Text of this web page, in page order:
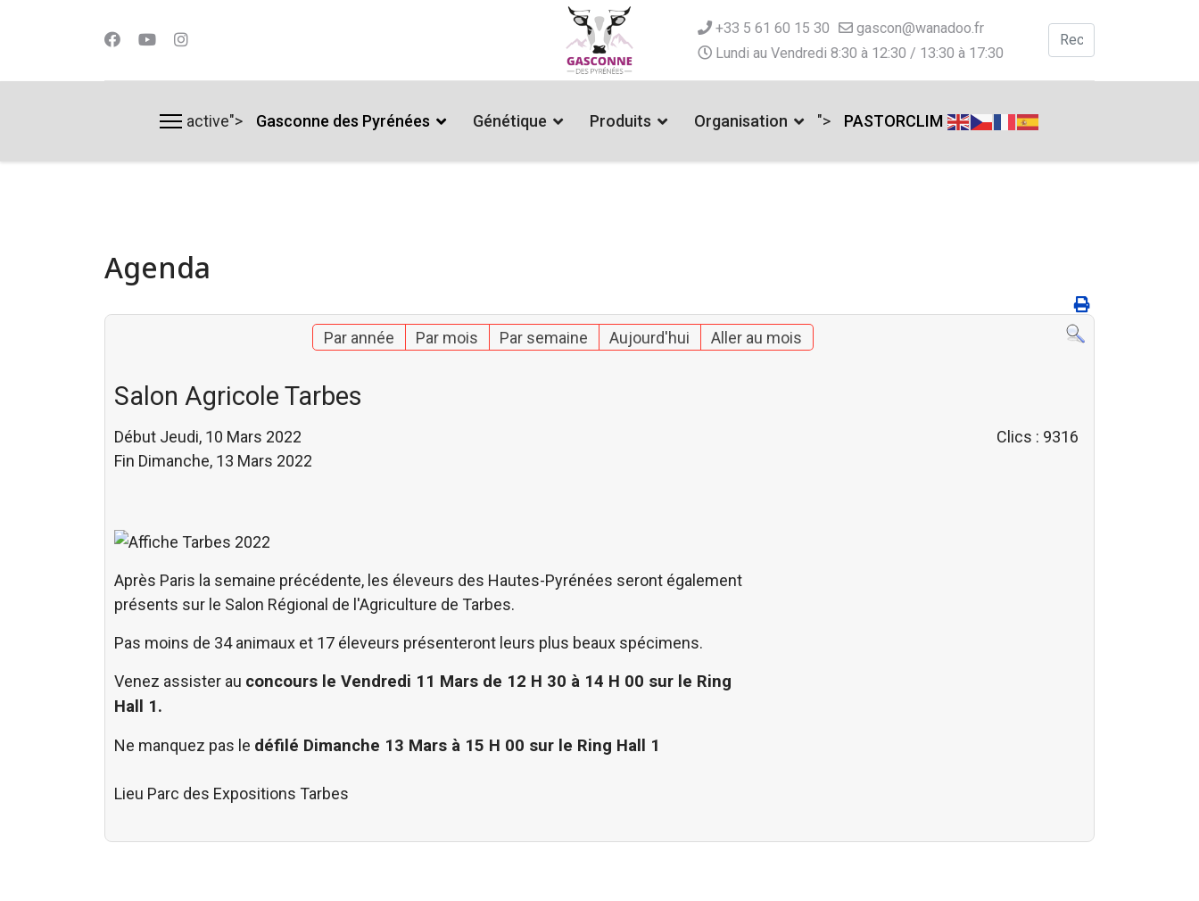
+33 5 61 60 15 30
gascon@wanadoo.fr
Lundi au Vendredi 8:30 à 12:30 / 13:30 à 17:30
Valider
active"> Gasconne des Pyrénées Génétique Produits Organisation "> PASTORCLIM
Agenda
Par année Par mois Par semaine Aujourd'hui Aller au mois
Salon Agricole Tarbes
Début Jeudi, 10 Mars 2022
Fin Dimanche, 13 Mars 2022
Clics : 9316
Après Paris la semaine précédente, les éleveurs des Hautes-Pyrénées seront également
présents sur le Salon Régional de l'Agriculture de Tarbes.
Pas moins de 34 animaux et 17 éleveurs présenteront leurs plus beaux spécimens.
Venez assister au concours le Vendredi 11 Mars de 12 H 30 à 14 H 00 sur le Ring
Hall 1.
Ne manquez pas le défilé Dimanche 13 Mars à 15 H 00 sur le Ring Hall 1
Lieu Parc des Expositions Tarbes